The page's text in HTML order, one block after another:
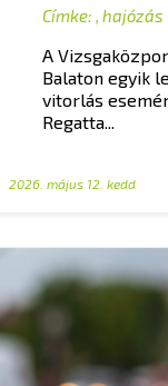
Címke: , hajózás
A
Balaton egyik
vitorlás
Regatta...
2026. május 12. kedd